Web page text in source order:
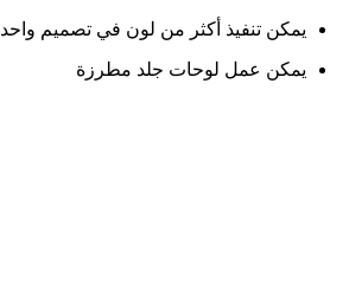
يمكن تنفيذ أكثر من لون في تصميم واحد
يمكن عمل لوحات جلد مطرزة